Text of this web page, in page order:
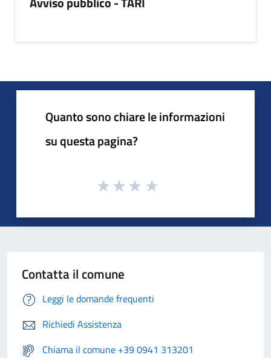
Quanto sono chiare le informazioni
su questa pagina?
Contatta il comune
Leggi le domande frequenti
Richiedi Assistenza
Chiama il comune +39 0941 313201